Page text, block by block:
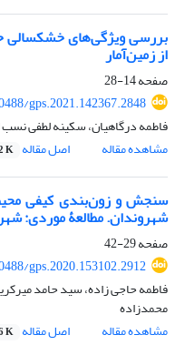
بررسی ویژگی‌های خشکسالی
از زمین‌آمار
صفحه14-28
gps.2021.142367.2848
فاطمه درگاهیان، سکینه لطفی
مشاهده مقاله
اصل مقاله K
سنجش و زون‌بندی کیفی
شهروندان. مطالعۀ موردی:
صفحه29-42
gps.2020.153102.2912
فاطمه حاجی زاده، سید حامد
محمدزاده
مشاهده مقاله
اصل مقاله K